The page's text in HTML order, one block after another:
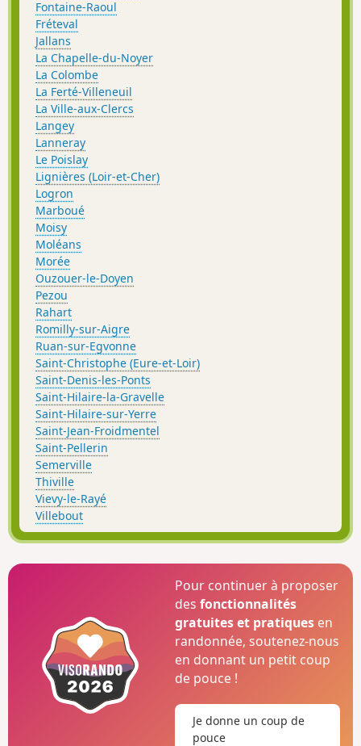
Fontaine-Raoul
Fréteval
Jallans
La Chapelle-du-Noyer
La Colombe
La Ferté-Villeneuil
La Ville-aux-Clercs
Langey
Lanneray
Le Poislay
Lignières (Loir-et-Cher)
Logron
Marboué
Moisy
Moléans
Morée
Ouzouer-le-Doyen
Pezou
Rahart
Romilly-sur-Aigre
Ruan-sur-Egvonne
Saint-Christophe (Eure-et-Loir)
Saint-Denis-les-Ponts
Saint-Hilaire-la-Gravelle
Saint-Hilaire-sur-Yerre
Saint-Jean-Froidmentel
Saint-Pellerin
Semerville
Thiville
Vievy-le-Rayé
Villebout
Pour continuer à proposer
desfonctionnalités
gratuites et pratiques en
randonnée, soutenez-nous
en donnant un petit coup
de pouce !
Je donne un coup de
pouce